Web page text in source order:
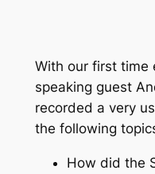
With our first time
speaking guest
recorded a very
the following
How did the